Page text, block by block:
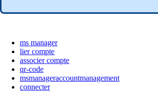
ms manager
lier compte
associer compte
qr-code
msmanageraccountmanagement
connecter